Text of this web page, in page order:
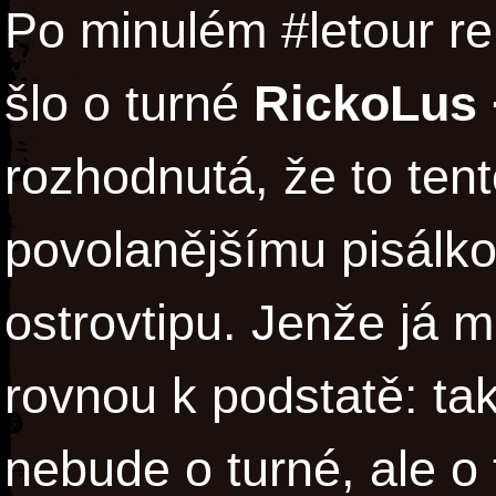
Po minulém #letour
šlo o turné RickoLus
rozhodnutá, že to
povolanějšímu
ostrovtipu. Jenže já
rovnou k podstatě:
nebude o turné, ale